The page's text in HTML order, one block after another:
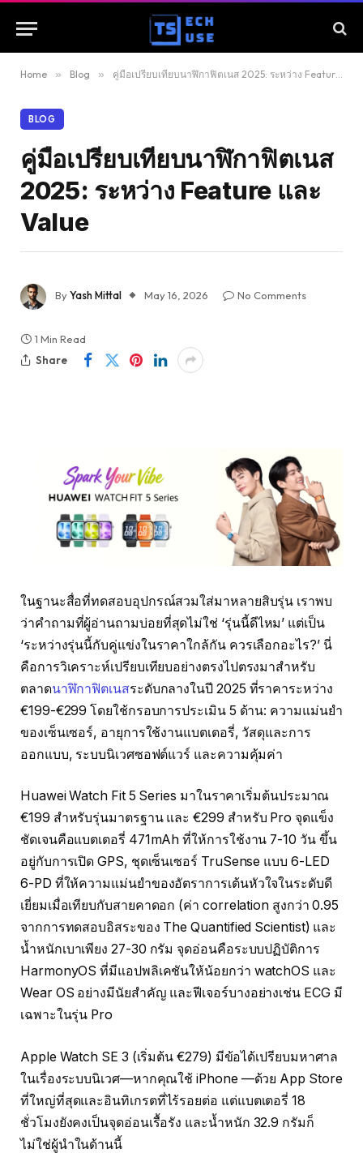
Home » Blog » คู่มือเปรียบเทียบนาฬิกาฟิตเนส 2025: ระหว่าง Feature และ Value
BLOG
คู่มือเปรียบเทียบนาฬิกาฟิตเนส
2025: ระหว่าง Feature และ
Value
ByYash Mittal May 16, 2026 No Comments
1 Min Read
Share
ในฐานะสื่อที่ทดสอบอุปกรณ์สวมใส่มาหลายสิบรุ่น เราพบ
ว่าคำถามที่ผู้อ่านถามบ่อยที่สุดไม่ใช่ ‘รุ่นนี้ดีไหม’ แต่เป็น
‘ระหว่างรุ่นนี้กับคู่แข่งในราคาใกล้กัน ควรเลือกอะไร?’ นี่
คือการวิเคราะห์เปรียบเทียบอย่างตรงไปตรงมาสำหรับ
ตลาดนาฬิกาฟิตเนสระดับกลางในปี 2025 ที่ราคาระหว่าง
€199-€299 โดยใช้กรอบการประเมิน 5 ด้าน: ความแม่นยำ
ของเซ็นเซอร์, อายุการใช้งานแบตเตอรี่, วัสดุและการ
ออกแบบ, ระบบนิเวศซอฟต์แวร์ และความคุ้มค่า
Huawei Watch Fit 5 Series มาในราคาเริ่มต้นประมาณ
€199 สำหรับรุ่นมาตรฐาน และ €299 สำหรับ Pro จุดแข็ง
ชัดเจนคือแบตเตอรี่ 471mAh ที่ให้การใช้งาน 7-10 วัน ขึ้น
อยู่กับการเปิด GPS, ชุดเซ็นเซอร์ TruSense แบบ 6-LED
6-PD ที่ให้ความแม่นยำของอัตราการเต้นหัวใจในระดับดี
เยี่ยมเมื่อเทียบกับสายคาดอก (ค่า correlation สูงกว่า 0.95
จากการทดสอบอิสระของ The Quantified Scientist) และ
น้ำหนักเบาเพียง 27-30 กรัม จุดอ่อนคือระบบปฏิบัติการ
HarmonyOS ที่มีแอปพลิเคชันให้น้อยกว่า watchOS และ
Wear OS อย่างมีนัยสำคัญ และฟีเจอร์บางอย่างเช่น ECG มี
เฉพาะในรุ่น Pro
Apple Watch SE 3 (เริ่มต้น €279) มีข้อได้เปรียบมหาศาล
ในเรื่องระบบนิเวศ—หากคุณใช้ iPhone —ด้วย App Store
ที่ใหญ่ที่สุดและอินทิเกรตที่ไร้รอยต่อ แต่แบตเตอรี่ 18
ชั่วโมงยังคงเป็นจุดอ่อนเรื้อรัง และน้ำหนัก 32.9 กรัมก็
ไม่ใช่ผู้นำในด้านนี้